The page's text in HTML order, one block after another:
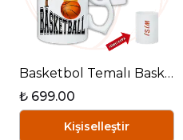
Kişiselleştir
Basketbol Temalı Basketbol Toplu Kupa + Baskılı Pamuklu Tişört Kombin-1
₺ 699.00